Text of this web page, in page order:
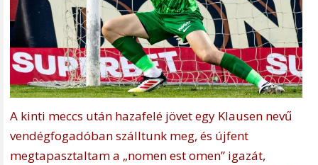
A kinti meccs után hazafelé jövet egy Klausen nevű
vendégfogadóban szálltunk meg, és újfent
megtapasztaltam a „nomen est omen” igazát,